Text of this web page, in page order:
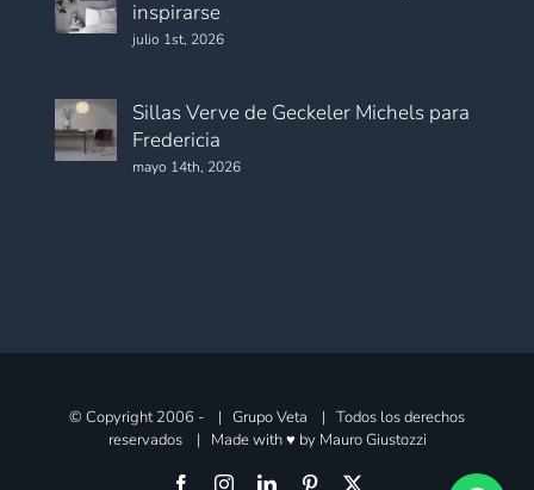
inspirarse
julio 1st, 2026
Sillas Verve de Geckeler Michels para
Fredericia
mayo 14th, 2026
© Copyright 2006 -
| Grupo Veta | Todos los derechos
reservados | Made with ♥ by Mauro Giustozzi
FacebookInstagramLinkedInPinterest